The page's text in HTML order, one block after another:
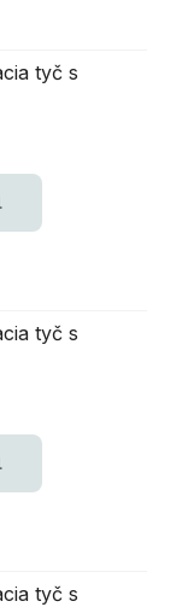
tyč s
tyč s
tyč s